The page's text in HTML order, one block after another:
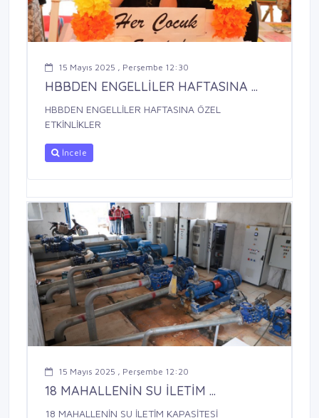
15 Mayıs 2025 , Perşembe 12:30
HBBDEN ENGELLİLER HAFTASINA ...
HBBDEN ENGELLİLER HAFTASINA ÖZEL
ETKİNLİKLER
İncele
15 Mayıs 2025 , Perşembe 12:20
18 MAHALLENİN SU İLETİM ...
18 MAHALLENİN SU İLETİM KAPASİTESİ